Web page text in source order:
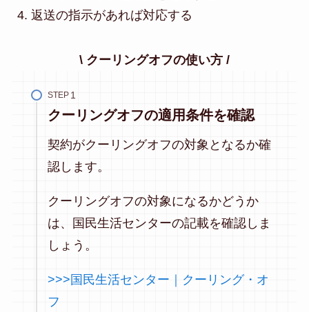
返送の指示があれば対応する
\ クーリングオフの使い方 /
STEP
クーリングオフの適用条件を確認
契約がクーリングオフの対象となるか確
認します。
クーリングオフの対象になるかどうか
は、国民生活センターの記載を確認しま
しょう。
>>>国民生活センター｜クーリング・オ
フ